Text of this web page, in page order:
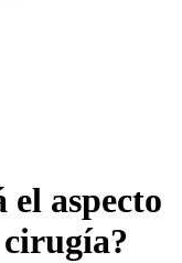
el aspecto
cirugía?